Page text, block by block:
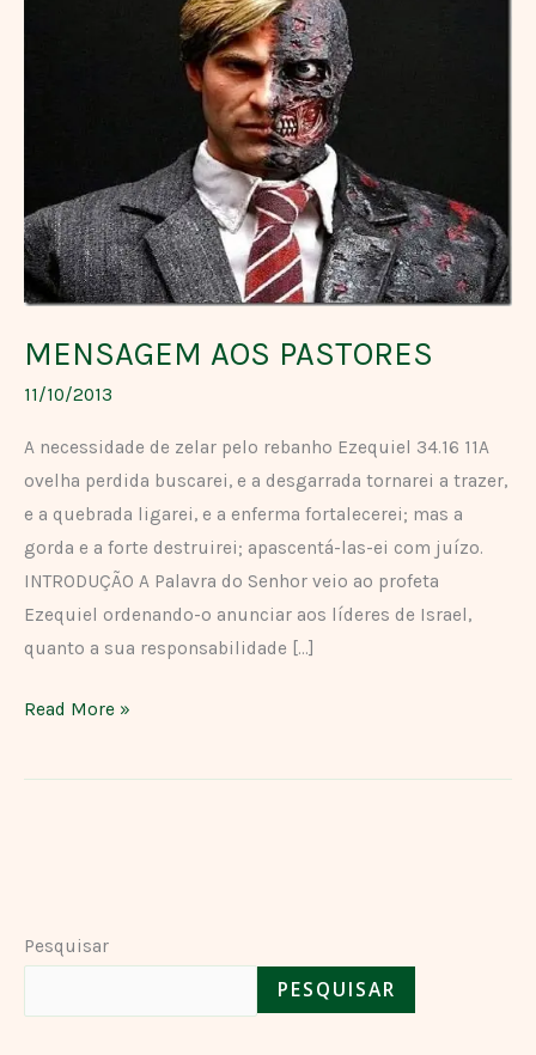
MENSAGEM AOS PASTORES
11/10/2013
A necessidade de zelar pelo rebanho Ezequiel 34.16 11A
ovelha perdida buscarei, e a desgarrada tornarei a trazer,
e a quebrada ligarei, e a enferma fortalecerei; mas a
gorda e a forte destruirei; apascentá-las-ei com juízo.
INTRODUÇÃO A Palavra do Senhor veio ao profeta
Ezequiel ordenando-o anunciar aos líderes de Israel,
quanto a sua responsabilidade […]
Read More »
Pesquisar
PESQUISAR